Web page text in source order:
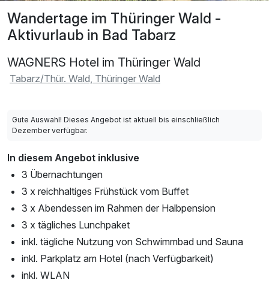
Wandertage im Thüringer Wald -
Aktivurlaub in Bad Tabarz
WAGNERS Hotel im Thüringer Wald
Tabarz/Thür. Wald, Thüringer Wald
Gute Auswahl! Dieses Angebot ist aktuell bis einschließlich
Dezember verfügbar.
In diesem Angebot inklusive
3 Übernachtungen
3 x reichhaltiges Frühstück vom Buffet
3 x Abendessen im Rahmen der Halbpension
3 x tägliches Lunchpaket
inkl. tägliche Nutzung von Schwimmbad und Sauna
inkl. Parkplatz am Hotel (nach Verfügbarkeit)
inkl. WLAN